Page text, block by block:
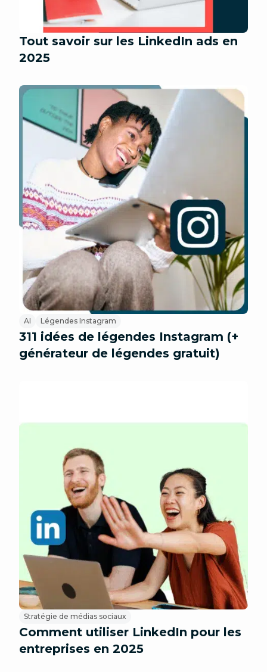
Tout savoir sur les LinkedIn ads en
2025
AI Légendes Instagram
311 idées de légendes Instagram (+
générateur de légendes gratuit)
Stratégie de médias sociaux
Comment utiliser LinkedIn pour les
entreprises en 2025